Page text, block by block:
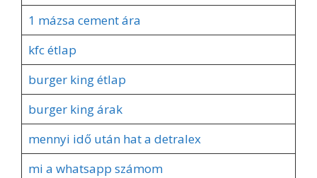
1 mázsa cement ára
kfc étlap
burger king étlap
burger king árak
mennyi idő után hat a detralex
mi a whatsapp számom